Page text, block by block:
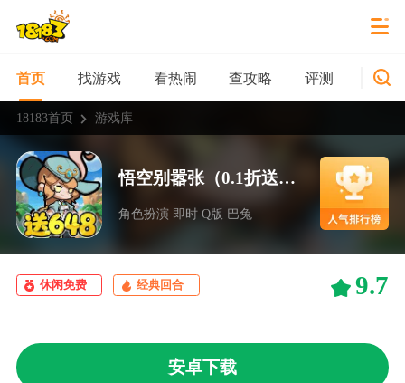
首页 找游戏 看热闹 查攻略 评测 新游
18183首页 游戏库
悟空别嚣张（0.1折送648）
角色扮演 即时 Q版 巴兔
休闲免费 经典回合 9.7
安卓下载